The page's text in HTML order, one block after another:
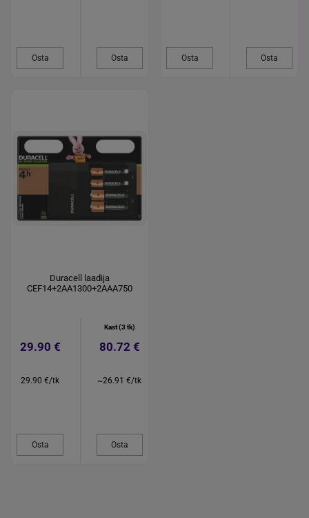
Osta Osta Osta Osta
Duracell laadija
CEF14+2AA1300+2AAA750
29.90 €
29.90 €/tk
Osta
Kast (3 tk)
80.72 €
~26.91 €/tk
Osta